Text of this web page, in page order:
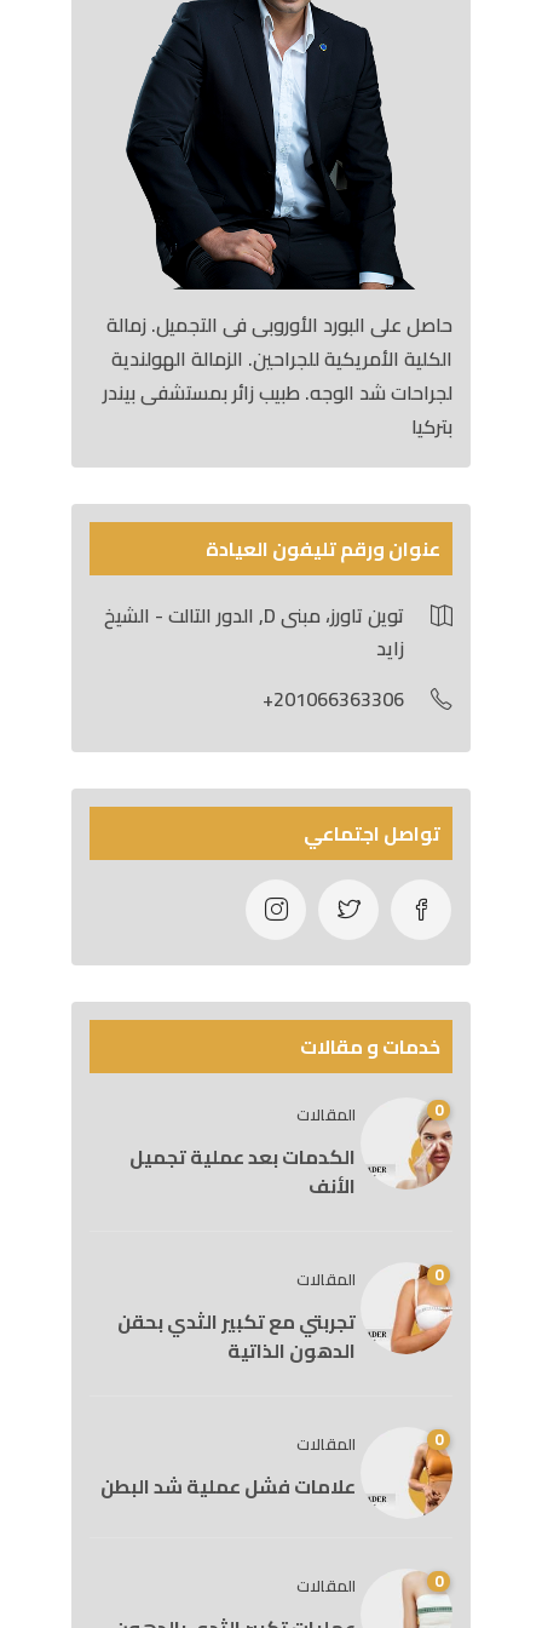
حاصل على البورد الأوروبى فى التجميل. زمالة
الكلية الأمريكية للجراحين. الزمالة الهولندية
لجراحات شد الوجه. طبيب زائر بمستشفى بيندر
بتركيا
عنوان ورقم تليفون العيادة
توين تاورز، مبنى D, الدور التالت - الشيخ
زايد
201066363306+
تواصل اجتماعي
خدمات و مقالات
0 المقالات
الكدمات بعد عملية تجميل
الأنف
0 المقالات
تجربتي مع تكبير الثدي بحقن
الدهون الذاتية
0 المقالات
علامات فشل عملية شد البطن
0 المقالات